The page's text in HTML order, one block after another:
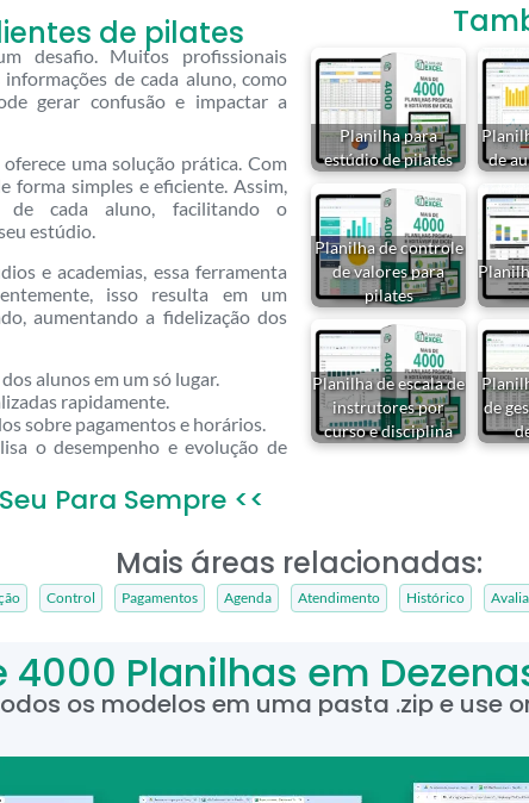
de pilates
desafio. Muitos profissionais
de cada aluno, como
gerar confusão e impactar a
uma solução prática. Com
forma simples e eficiente. Assim,
cada aluno, facilitando o
estúdio.
e academias, essa ferramenta
isso resulta em um
aumentando a fidelização dos
alunos em um só lugar.
rapidamente.
sobre pagamentos e horários.
o desempenho e evolução de
Para Sempre <<
Planilha para
estúdio de pilates
de
Planilha de controle
de valores para
pilates
Planilha de escala de
instrutores por
curso e disciplina
de
Mais áreas relacionadas:
Control Pagamentos Agenda Atendimento Histórico
4000 Planilhas em
os modelos em uma pasta .zip e use